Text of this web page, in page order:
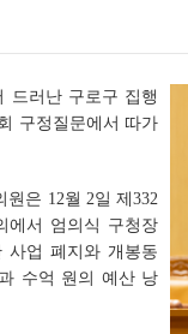
드러난 구로구 집행
구정질문에서 따가
은 12월 2일 제332
에서 엄의식 구청장
사업 폐지와 개봉동
수억 원의 예산 낭